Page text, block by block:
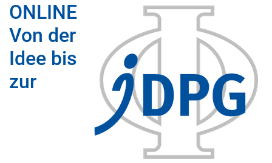
ONLINE
Von der
Idee bis
zur